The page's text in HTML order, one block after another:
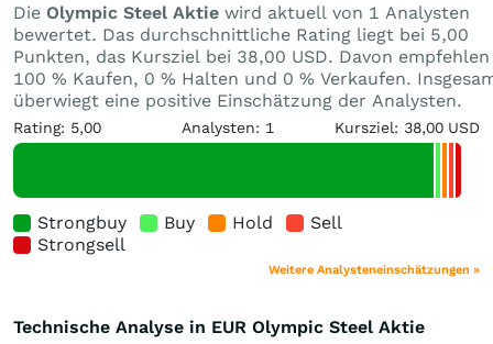
Die Olympic Steel Aktie wird aktuell von 1 Analysten
bewertet. Das durchschnittliche Rating liegt bei 5,00
Punkten, das Kursziel bei 38,00 USD. Davon empfehlen
100 % Kaufen, 0 % Halten und 0 % Verkaufen.
überwiegt eine positive Einschätzung der Analysten.
Rating: 5,00 Analysten: 1 Kursziel: 38,00 USD
Strongbuy Buy Hold
Sell
Strongsell
Weitere Analysteneinschätzungen »
Technische Analyse in EUR Olympic Steel Aktie